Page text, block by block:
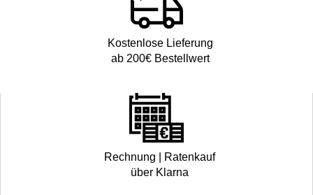
Kostenlose Lieferung
ab 200€ Bestellwert
Rechnung | Ratenkauf
über Klarna